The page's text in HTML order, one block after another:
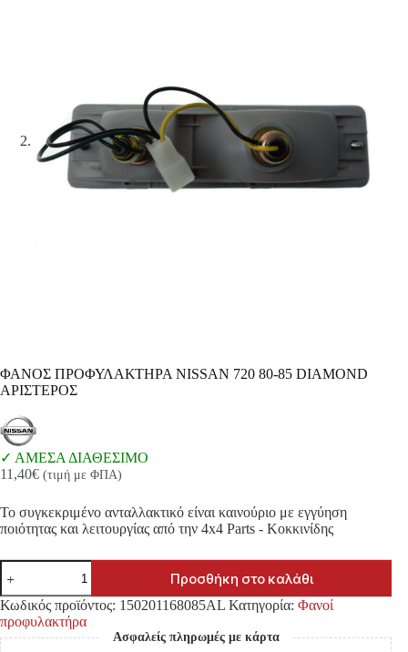
ΦΑΝΟΣ ΠΡΟΦΥΛΑΚΤΗΡΑ NISSAN 720 80-85 DIAMOND
ΑΡΙΣΤΕΡΟΣ
ΑΜΕΣΑ ΔΙΑΘΕΣΙΜΟ
11,40€ (τιμή με ΦΠΑ)
Το συγκεκριμένο ανταλλακτικό είναι καινούριο με εγγύηση
ποιότητας και λειτουργίας από την 4x4 Parts - Κοκκινίδης
ΦΑΝΟΣ
ΠΡΟΦΥΛΑΚΤΗΡΑ
NISSAN
720
80-
85
Προσθήκη στο καλάθι
Κωδικός προϊόντος: 150201168085AL Κατηγορία: Φανοί
προφυλακτήρα
Ασφαλείς πληρωμές με κάρτα